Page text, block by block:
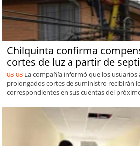
Chilquinta confirma
cortes de luz a partir de
08-08 La compañía informó que los usuarios
prolongados cortes de suministro recibirán
correspondientes en sus cuentas del